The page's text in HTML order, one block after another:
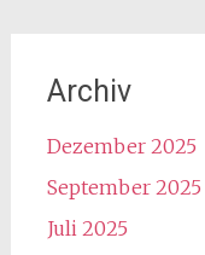
Archiv
Dezember 2025
September 2025
Juli 2025